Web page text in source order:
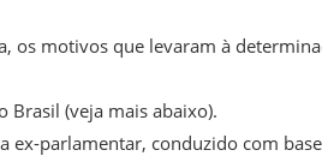
os motivos que levaram à
Brasil (veja mais abaixo).
ex-parlamentar, conduzido com